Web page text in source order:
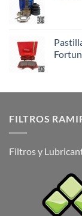
FILTROS
Filtros y